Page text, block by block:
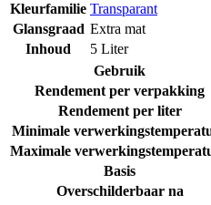
Kleurfamilie Transparant
Glansgraad Extra mat
Inhoud
5 Liter
Gebruik
Rendement per verpakking
Rendement per liter
Minimale
Maximale
Basis
Overschilderbaar na